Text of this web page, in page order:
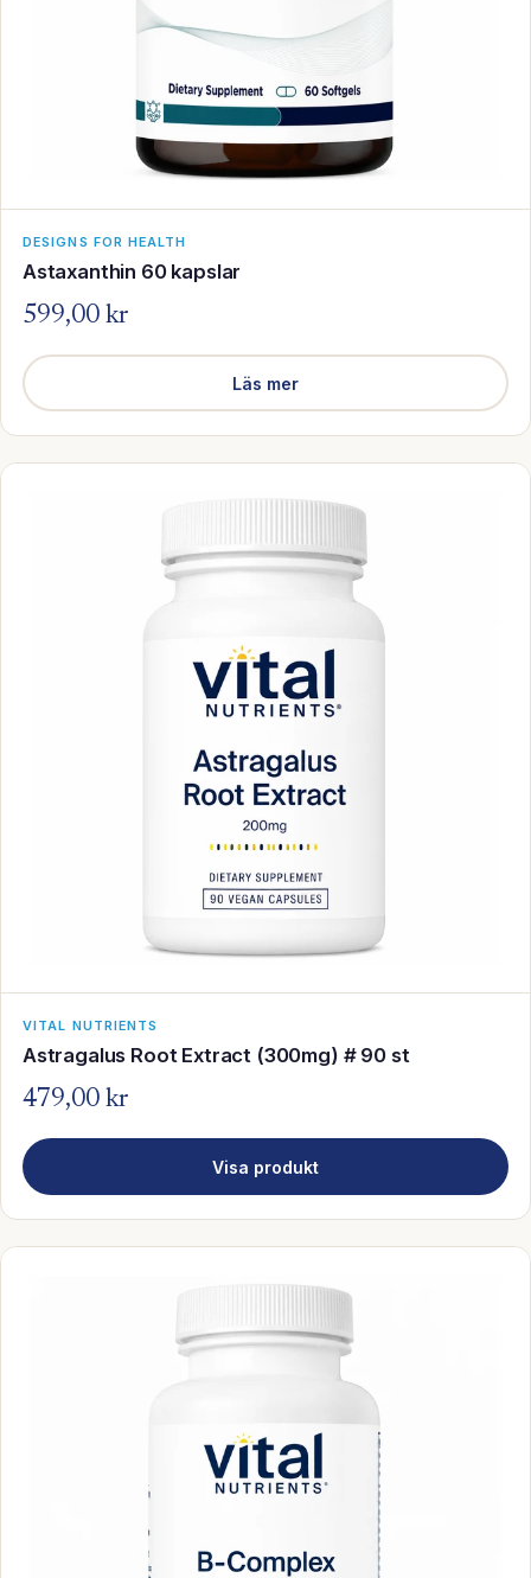
DESIGNS FOR HEALTH
Astaxanthin 60 kapslar
599,00 kr
Läs mer
VITAL NUTRIENTS
Astragalus Root Extract (300mg) # 90 st
479,00 kr
Visa produkt